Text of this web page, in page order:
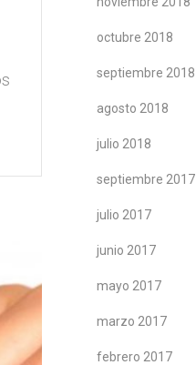
octubre 2018
septiembre 2018
agosto 2018
julio 2018
septiembre 2017
julio 2017
junio 2017
mayo 2017
marzo 2017
febrero 2017